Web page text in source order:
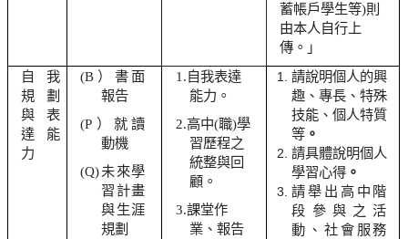
蓄帳戶學生等)則
由本人自行上
傳。」
自我
規劃
與表
達能
力
(B ）書面
報告
(P ）就讀
動機
(Q)未來學
習計畫
與生涯
規劃
1.自我表達
能力。
2.高中(職)學
習歷程之
統整與回
顧。
3.課堂作
業、報告
請說明個人的興
趣、專長、特殊
技能、個人特質
等 。
請具體說明個人
學習心得 。
請舉出高中階
段參與之活
動、社會服務